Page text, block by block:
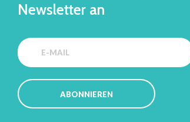
Newsletter an
ABONNIEREN